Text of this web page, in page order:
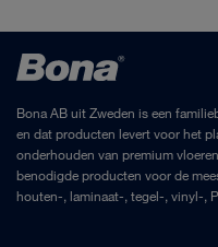
Bona AB uit Zweden is een
en dat producten levert voor het
onderhouden van premium
benodigde producten voor de
houten-, laminaat-, tegel-, vinyl-,